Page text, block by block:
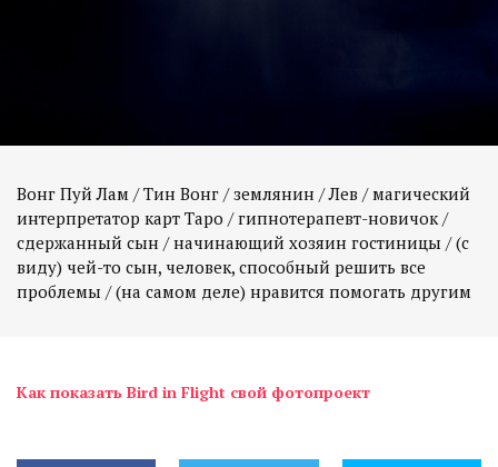
Вонг Пуй Лам / Тин Вонг / землянин / Лев / магический
интерпретатор карт Таро / гипнотерапевт-новичок /
сдержанный сын / начинающий хозяин гостиницы / (с
виду) чей-то сын, человек, способный решить все
проблемы / (на самом деле) нравится помогать другим
Как показать Bird in Flight свой фотопроект